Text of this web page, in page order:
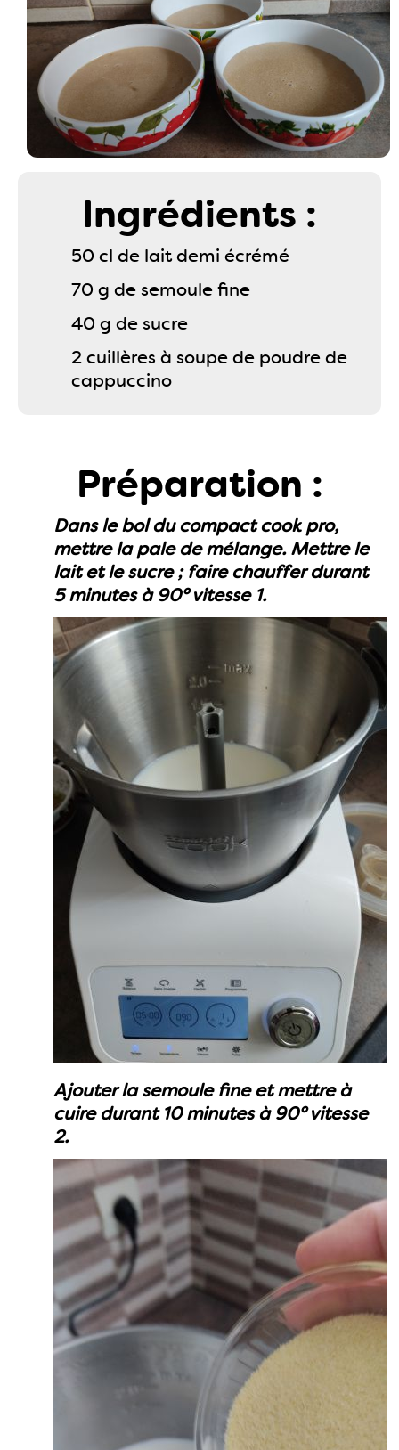
Ingrédients :
50 cl de lait demi écrémé
70 g de semoule fine
40 g de sucre
2 cuillères à soupe de poudre de
cappuccino
Préparation :
Dans le bol du compact cook pro,
mettre la pale de mélange. Mettre le
lait et le sucre ; faire chauffer durant
5 minutes à 90° vitesse 1.
Ajouter la semoule fine et mettre à
cuire durant 10 minutes à 90° vitesse
2.